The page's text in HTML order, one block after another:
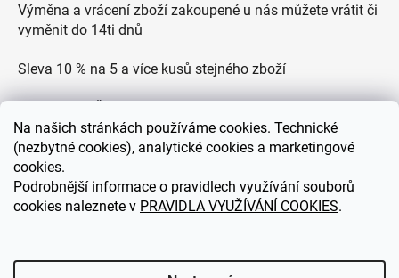
Na našich stránkách používáme cookies. Technické
(nezbytné cookies), analytické cookies a marketingové
cookies.
Podrobnější informace o pravidlech využívání souborů
cookies naleznete v PRAVIDLA VYUŽÍVÁNÍ COOKIES.
Výměna a vrácení zboží zakoupené u nás můžete vrátit či
vyměnit do 14ti dnů
Sleva 10 % na 5 a více kusů stejného zboží
Zákaznická podpora každý všední den od 9.00 do 18.00
hodin
eDEKOR.cz